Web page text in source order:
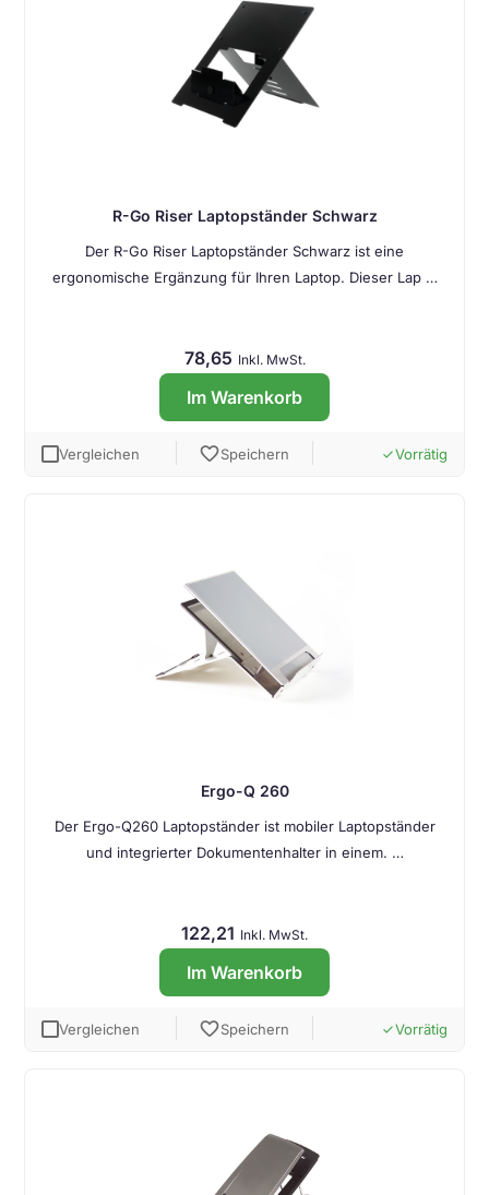
R-Go Riser Laptopständer Schwarz
Der R-Go Riser Laptopständer Schwarz ist eine
ergonomische Ergänzung für Ihren Laptop. Dieser Lap …
78,65 Inkl. MwSt.
Im Warenkorb
Vergleichen favoriteSpeichern doneVorrätig
Ergo-Q 260
Der Ergo-Q260 Laptopständer ist mobiler Laptopständer
und integrierter Dokumentenhalter in einem. …
122,21 Inkl. MwSt.
Im Warenkorb
Vergleichen favoriteSpeichern doneVorrätig